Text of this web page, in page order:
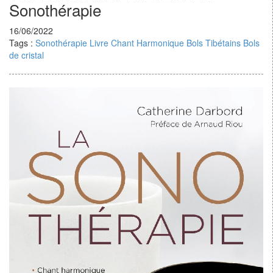
Sonothérapie
16/06/2022
Tags : Sonothérapie Livre Chant Harmonique Bols Tibétains Bols
de cristal